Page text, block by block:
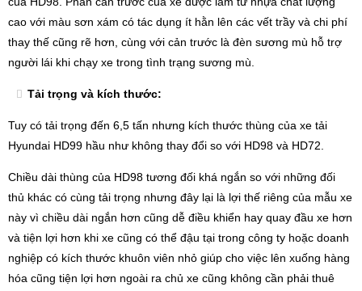
cao với màu sơn xám có tác dụng ít hằn lên các vết trầy và chi phí
thay thế cũng rẽ hơn, cùng với cản trước là đèn sương mù hỗ trợ
người lái khi chạy xe trong tình trạng sương mù.
Tải trọng và kích thước:
Tuy có tải trọng đến 6,5 tấn nhưng kích thước thùng của xe tải
Hyundai HD99 hầu như không thay đổi so với HD98 và HD72.
Chiều dài thùng của HD98 tương đối khá ngắn so với những đối
thủ khác có cùng tải trọng nhưng đây lại là lợi thế riêng của mẫu xe
này vì chiều dài ngắn hơn cũng dễ điều khiển hay quay đầu xe hơn
và tiện lợi hơn khi xe cũng có thể đậu tại trong công ty hoặc doanh
nghiệp có kích thước khuôn viên nhỏ giúp cho việc lên xuống hàng
hóa cũng tiện lợi hơn ngoài ra chủ xe cũng không cần phải thuê